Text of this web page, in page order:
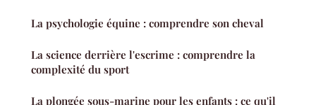
La psychologie équine : comprendre son cheval
La science derrière l'escrime : comprendre la
complexité du sport
La plongée sous-marine pour les enfants : ce qu'il